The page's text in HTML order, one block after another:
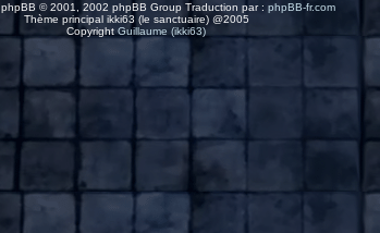
phpBB © 2001, 2002 phpBB Group Traduction par : phpBB-fr.com
Thème principal ikki63 (le sanctuaire) @2005
Copyright Guillaume (ikki63)